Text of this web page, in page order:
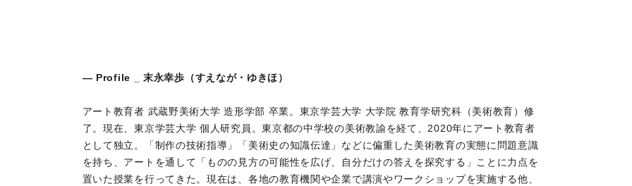
― Profile _ 末永幸歩（すえなが・ゆきほ）
アート教育者 武蔵野美術大学 造形学部 卒業。東京学芸大学 大学院 教育学研究科（美術教育）修
了。現在、東京学芸大学 個人研究員。東京都の中学校の美術教諭を経て、2020年にアート教育者
として独立。「制作の技術指導」「美術史の知識伝達」などに偏重した美術教育の実態に問題意識
を持ち、アートを通して「ものの見方の可能性を広げ、自分だけの答えを探究する」ことに力点を
置いた授業を行ってきた。現在は、各地の教育機関や企業で講演やワークショップを実施する他、